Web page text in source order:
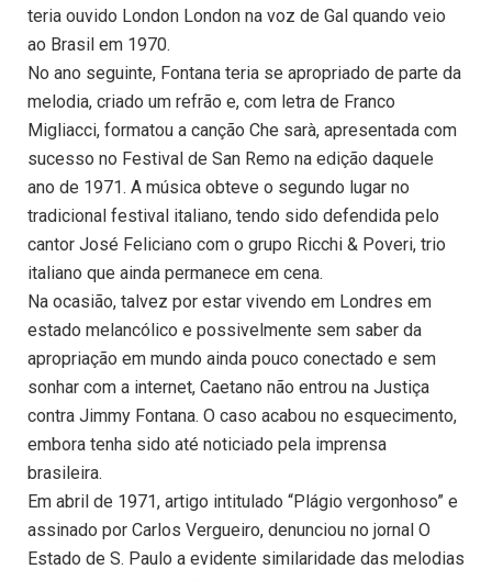
teria ouvido London London na voz de Gal quando veio
ao Brasil em 1970.
No ano seguinte, Fontana teria se apropriado de parte da
melodia, criado um refrão e, com letra de Franco
Migliacci, formatou a canção Che sarà, apresentada com
sucesso no Festival de San Remo na edição daquele
ano de 1971. A música obteve o segundo lugar no
tradicional festival italiano, tendo sido defendida pelo
cantor José Feliciano com o grupo Ricchi & Poveri, trio
italiano que ainda permanece em cena.
Na ocasião, talvez por estar vivendo em Londres em
estado melancólico e possivelmente sem saber da
apropriação em mundo ainda pouco conectado e sem
sonhar com a internet, Caetano não entrou na Justiça
contra Jimmy Fontana. O caso acabou no esquecimento,
embora tenha sido até noticiado pela imprensa
brasileira.
Em abril de 1971, artigo intitulado “Plágio vergonhoso” e
assinado por Carlos Vergueiro, denunciou no jornal O
Estado de S. Paulo a evidente similaridade das melodias